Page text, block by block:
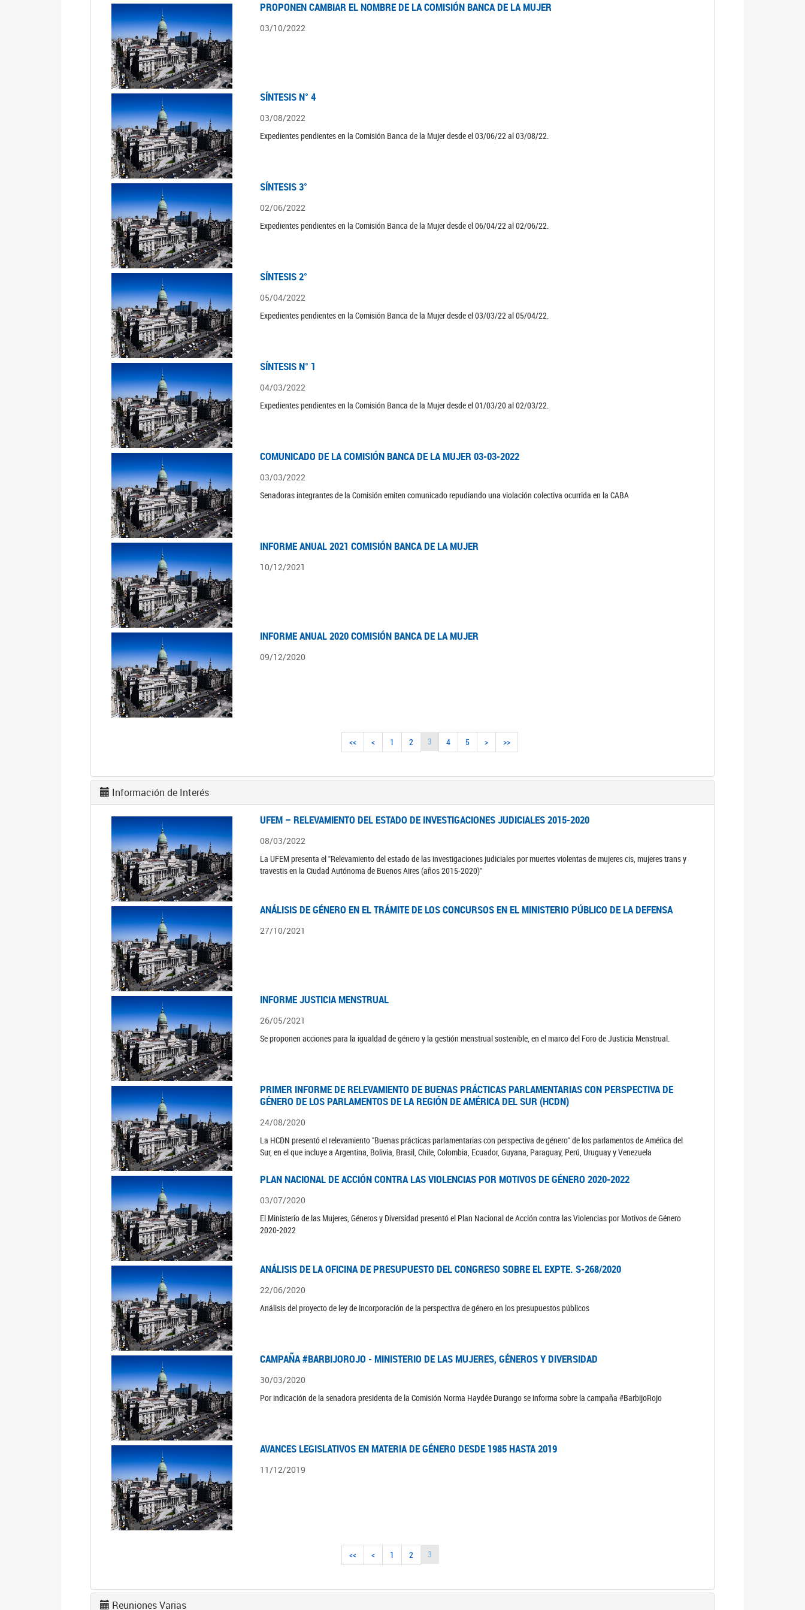
PROPONEN CAMBIAR EL NOMBRE DE LA COMISIÓN BANCA DE LA MUJER
03/10/2022
SÍNTESIS N° 4
03/08/2022
Expedientes pendientes en la Comisión Banca de la Mujer desde el 03/06/22 al 03/08/22.
SÍNTESIS 3°
02/06/2022
Expedientes pendientes en la Comisión Banca de la Mujer desde el 06/04/22 al 02/06/22.
SÍNTESIS 2°
05/04/2022
Expedientes pendientes en la Comisión Banca de la Mujer desde el 03/03/22 al 05/04/22.
SÍNTESIS N° 1
04/03/2022
Expedientes pendientes en la Comisión Banca de la Mujer desde el 01/03/20 al 02/03/22.
COMUNICADO DE LA COMISIÓN BANCA DE LA MUJER 03-03-2022
03/03/2022
Senadoras integrantes de la Comisión emiten comunicado repudiando una violación colectiva ocurrida en la CABA
INFORME ANUAL 2021 COMISIÓN BANCA DE LA MUJER
10/12/2021
INFORME ANUAL 2020 COMISIÓN BANCA DE LA MUJER
09/12/2020
<< < 1 2 3 4 5 > >>
Información de Interés
UFEM – RELEVAMIENTO DEL ESTADO DE INVESTIGACIONES JUDICIALES 2015-2020
08/03/2022
La UFEM presenta el "Relevamiento del estado de las investigaciones judiciales por muertes violentas de mujeres cis, mujeres trans y
travestis en la Ciudad Autónoma de Buenos Aires (años 2015-2020)"
ANÁLISIS DE GÉNERO EN EL TRÁMITE DE LOS CONCURSOS EN EL MINISTERIO PÚBLICO DE LA DEFENSA
27/10/2021
INFORME JUSTICIA MENSTRUAL
26/05/2021
Se proponen acciones para la igualdad de género y la gestión menstrual sostenible, en el marco del Foro de Justicia Menstrual.
PRIMER INFORME DE RELEVAMIENTO DE BUENAS PRÁCTICAS PARLAMENTARIAS CON PERSPECTIVA DE
GÉNERO DE LOS PARLAMENTOS DE LA REGIÓN DE AMÉRICA DEL SUR (HCDN)
24/08/2020
La HCDN presentó el relevamiento "Buenas prácticas parlamentarias con perspectiva de género" de los parlamentos de América del
Sur, en el que incluye a Argentina, Bolivia, Brasil, Chile, Colombia, Ecuador, Guyana, Paraguay, Perú, Uruguay y Venezuela
PLAN NACIONAL DE ACCIÓN CONTRA LAS VIOLENCIAS POR MOTIVOS DE GÉNERO 2020-2022
03/07/2020
El Ministerio de las Mujeres, Géneros y Diversidad presentó el Plan Nacional de Acción contra las Violencias por Motivos de Género
2020-2022
ANÁLISIS DE LA OFICINA DE PRESUPUESTO DEL CONGRESO SOBRE EL EXPTE. S-268/2020
22/06/2020
Análisis del proyecto de ley de incorporación de la perspectiva de género en los presupuestos públicos
CAMPAÑA #BARBIJOROJO - MINISTERIO DE LAS MUJERES, GÉNEROS Y DIVERSIDAD
30/03/2020
Por indicación de la senadora presidenta de la Comisión Norma Haydée Durango se informa sobre la campaña #BarbijoRojo
AVANCES LEGISLATIVOS EN MATERIA DE GÉNERO DESDE 1985 HASTA 2019
11/12/2019
<< < 1 2 3
Reuniones Varias